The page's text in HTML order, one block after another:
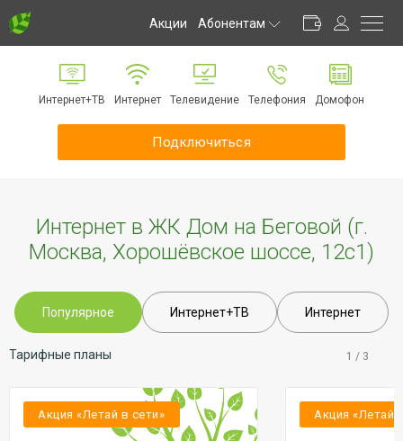
Акции Абонентам
Личный кабинет
Способы оплаты
Обратная связь
Информирование
Документы
Интернет+ТВ Интернет Телевидение Телефония Домофон
Подключиться
Интернет в ЖК Дом на Беговой (г.
Москва, Хорошёвское шоссе, 12с1)
Популярное Интернет+ТВ Интернет
Тарифные планы 1 / 3
Акция «Летай в сети» Акция «Летай